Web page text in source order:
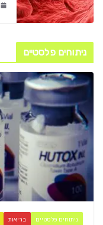
ניתוחים פלסטיים
ניתוחים פלסטיים בריאות